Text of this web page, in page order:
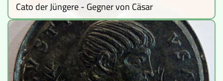
Cato der Jüngere - Gegner von Cäsar